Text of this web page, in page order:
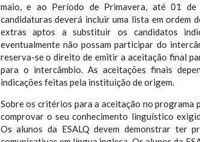
maio, e ao Período de Primavera, até 01 de
candidaturas deverá incluir uma lista em ordem
extras aptos a substituir os candidatos
eventualmente não possam participar do
reserva-se o direito de emitir a aceitação final
para o intercâmbio. As aceitações finais
indicações feitas pela instituição de origem.
Sobre os critérios para a aceitação no programa
comprovar o seu conhecimento linguístico
Os alunos da ESALQ devem demonstrar ter